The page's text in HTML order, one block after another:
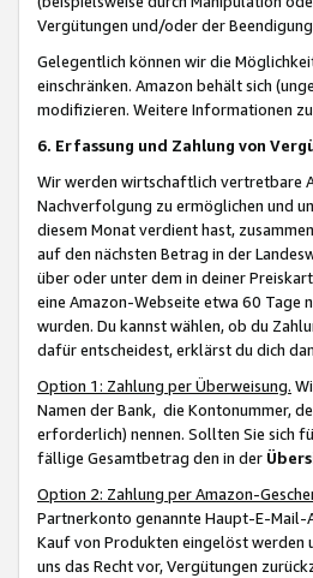
Vergütungen und/oder der
Gelegentlich können wir die
einschränken. Amazon behält sich
modifizieren. Weitere Informationen
6. Erfassung und Zahlung von
Wir werden wirtschaftlich vertretbare
Nachverfolgung zu ermöglichen und
diesem Monat verdient hast,
auf den nächsten Betrag in der
über oder unter dem in deiner
eine Amazon-Webseite etwa 60 Tage
wurden. Du kannst wählen, ob du
dafür entscheidest, erklärst du dich
Option 1: Zahlung per Überweisung.
Namen der Bank, die Kontonummer,
erforderlich) nennen. Sollten Sie sich
fällige Gesamtbetrag den in der
Option 2: Zahlung per Amazon-
Partnerkonto genannte Haupt-E-Mail-
Kauf von Produkten eingelöst werden
uns das Recht vor, Vergütungen